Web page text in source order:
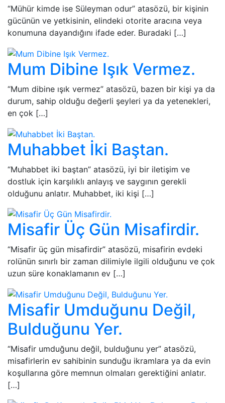
“Mühür kimde ise Süleyman odur” atasözü, bir kişinin
gücünün ve yetkisinin, elindeki otorite aracına veya
konumuna dayandığını ifade eder. Buradaki […]
Mum Dibine Işık Vermez.
“Mum dibine ışık vermez” atasözü, bazen bir kişi ya da
durum, sahip olduğu değerli şeyleri ya da yetenekleri,
en çok […]
Muhabbet İki Baştan.
“Muhabbet iki baştan” atasözü, iyi bir iletişim ve
dostluk için karşılıklı anlayış ve saygının gerekli
olduğunu anlatır. Muhabbet, iki kişi […]
Misafir Üç Gün Misafirdir.
“Misafir üç gün misafirdir” atasözü, misafirin evdeki
rolünün sınırlı bir zaman dilimiyle ilgili olduğunu ve çok
uzun süre konaklamanın ev […]
Misafir Umduğunu Değil,
Bulduğunu Yer.
“Misafir umduğunu değil, bulduğunu yer” atasözü,
misafirlerin ev sahibinin sunduğu ikramlara ya da evin
koşullarına göre memnun olmaları gerektiğini anlatır.
[…]